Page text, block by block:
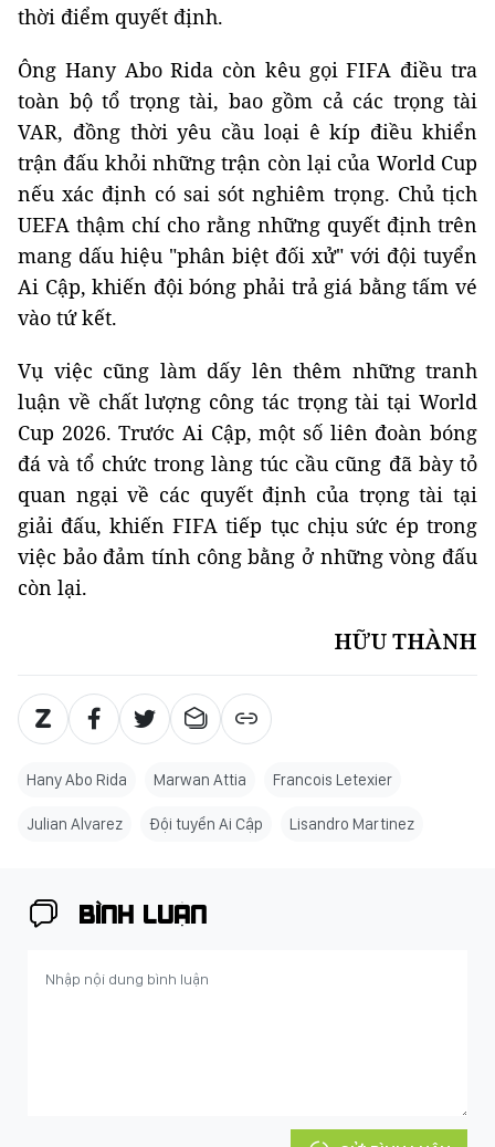
thời điểm quyết định.
Ông Hany Abo Rida còn kêu gọi FIFA điều tra
toàn bộ tổ trọng tài, bao gồm cả các trọng tài
VAR, đồng thời yêu cầu loại ê kíp điều khiển
trận đấu khỏi những trận còn lại của World Cup
nếu xác định có sai sót nghiêm trọng. Chủ tịch
UEFA thậm chí cho rằng những quyết định trên
mang dấu hiệu "phân biệt đối xử" với đội tuyển
Ai Cập, khiến đội bóng phải trả giá bằng tấm vé
vào tứ kết.
Vụ việc cũng làm dấy lên thêm những tranh
luận về chất lượng công tác trọng tài tại World
Cup 2026. Trước Ai Cập, một số liên đoàn bóng
đá và tổ chức trong làng túc cầu cũng đã bày tỏ
quan ngại về các quyết định của trọng tài tại
giải đấu, khiến FIFA tiếp tục chịu sức ép trong
việc bảo đảm tính công bằng ở những vòng đấu
còn lại.
HỮU THÀNH
Hany Abo Rida Marwan Attia Francois Letexier
Julian Alvarez Đội tuyển Ai Cập Lisandro Martinez
BÌNH LUẬN